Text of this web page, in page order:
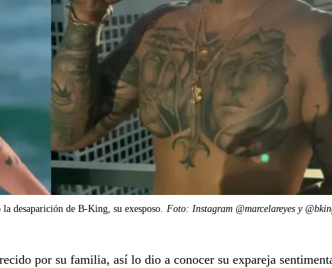
desaparición de B-King, su exesposo. Foto: Instagram @marcelareyes y
por su familia, así lo dio a conocer su expareja